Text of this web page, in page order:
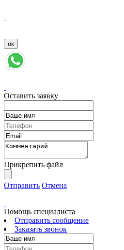
Оставить заявку
Прикрепить файл
Отправить Отмена
Помощь специалиста
Отправить сообщение
Заказать звонок